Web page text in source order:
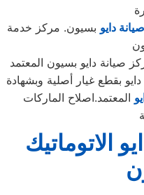
دايو بسيون. مركز خدمة
صيانة دايو بسيون المعتمد
بقطع غيار أصلية وبشهادة
المعتمد.اصلاح الماركات
الاتوماتيك